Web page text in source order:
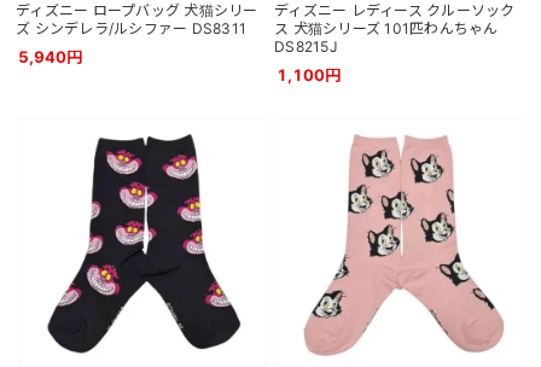
ディズニー ロープバッグ 犬猫シリー
ズ シンデレラ/ルシファー DS8311
5,940円
ディズニー レディース クルーソック
ス 犬猫シリーズ 101匹わんちゃん
DS8215J
1,100円